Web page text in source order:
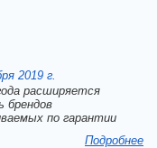
2019 г.
расширяется
брендов
по гарантии
Подробнее